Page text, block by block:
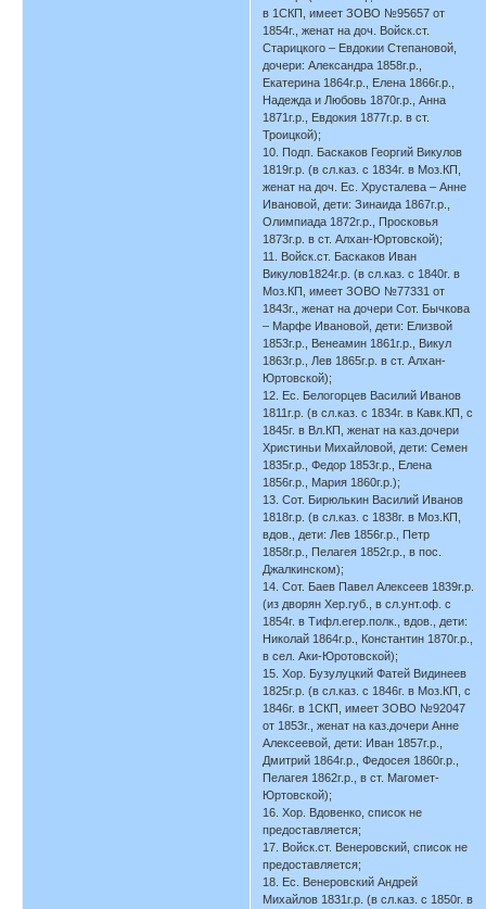
в 1СКП, имеет ЗОВО №95657 от
1854г., женат на доч. Войск.ст.
Старицкого – Евдокии Степановой,
дочери: Александра 1858г.р.,
Екатерина 1864г.р., Елена 1866г.р.,
Надежда и Любовь 1870г.р., Анна
1871г.р., Евдокия 1877г.р. в ст.
Троицкой);
10. Подп. Баскаков Георгий Викулов
1819г.р. (в сл.каз. с 1834г. в Моз.КП,
женат на доч. Ес. Хрусталева – Анне
Ивановой, дети: Зинаида 1867г.р.,
Олимпиада 1872г.р., Просковья
1873г.р. в ст. Алхан-Юртовской);
11. Войск.ст. Баскаков Иван
Викулов1824г.р. (в сл.каз. с 1840г. в
Моз.КП, имеет ЗОВО №77331 от
1843г., женат на дочери Сот. Бычкова
– Марфе Ивановой, дети: Елизвой
1853г.р., Венеамин 1861г.р., Викул
1863г.р., Лев 1865г.р. в ст. Алхан-
Юртовской);
12. Ес. Белогорцев Василий Иванов
1811г.р. (в сл.каз. с 1834г. в Кавк.КП, с
1845г. в Вл.КП, женат на каз.дочери
Христиньи Михайловой, дети: Семен
1835г.р., Федор 1853г.р., Елена
1856г.р., Мария 1860г.р.);
13. Сот. Бирюлькин Василий Иванов
1818г.р. (в сл.каз. с 1838г. в Моз.КП,
вдов., дети: Лев 1856г.р., Петр
1858г.р., Пелагея 1852г.р., в пос.
Джалкинском);
14. Сот. Баев Павел Алексеев 1839г.р.
(из дворян Хер.губ., в сл.унт.оф. с
1854г. в Тифл.егер.полк., вдов., дети:
Николай 1864г.р., Константин 1870г.р.,
в сел. Аки-Юротовской);
15. Хор. Бузулуцкий Фатей Видинеев
1825г.р. (в сл.каз. с 1846г. в Моз.КП, с
1846г. в 1СКП, имеет ЗОВО №92047
от 1853г., женат на каз.дочери Анне
Алексеевой, дети: Иван 1857г.р.,
Дмитрий 1864г.р., Федосея 1860г.р.,
Пелагея 1862г.р., в ст. Магомет-
Юртовской);
16. Хор. Вдовенко, список не
предоставляется;
17. Войск.ст. Венеровский, список не
предоставляется;
18. Ес. Венеровский Андрей
Михайлов 1831г.р. (в сл.каз. с 1850г. в